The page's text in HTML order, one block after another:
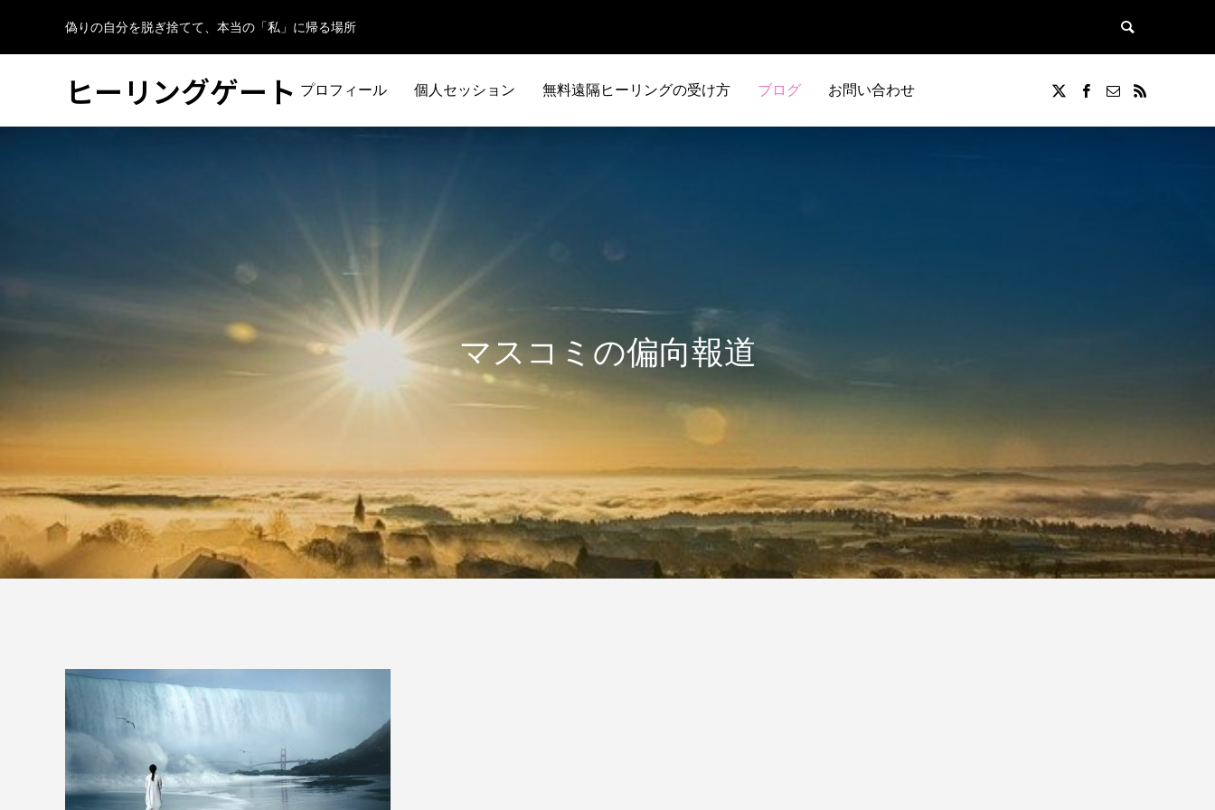
偽りの自分を脱ぎ捨てて、本当の「私」に帰る場所
ヒーリングゲート プロフィール 個人セッション 無料遠隔ヒーリングの受け方 ブログ お問い合わせ
マスコミの偏向報道